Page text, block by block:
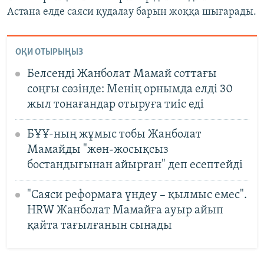
Астана елде саяси қудалау барын жоққа шығарады.
ОҚИ ОТЫРЫҢЫЗ
Белсенді Жанболат Мамай соттағы
соңғы сөзінде: Менің орнымда елді 30
жыл тонағандар отыруға тиіс еді
БҰҰ-ның жұмыс тобы Жанболат
Мамайды "жөн-жосықсыз
бостандығынан айырған" деп есептейді
"Саяси реформаға үндеу – қылмыс емес".
HRW Жанболат Мамайға ауыр айып
қайта тағылғанын сынады